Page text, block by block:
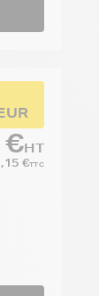
HT
€TTC